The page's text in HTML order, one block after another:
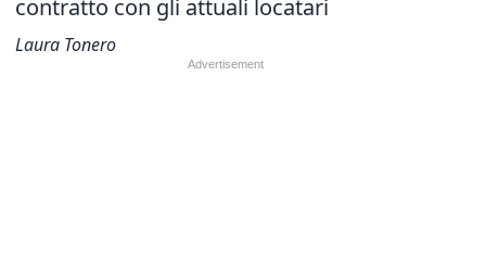
contratto con gli attuali locatari
Laura Tonero